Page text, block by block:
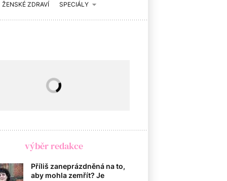
ŽENSKÉ ZDRAVÍ SPECIÁLY
výběr redakce
Příliš zaneprázdněná na to,
aby mohla zemřít? Je